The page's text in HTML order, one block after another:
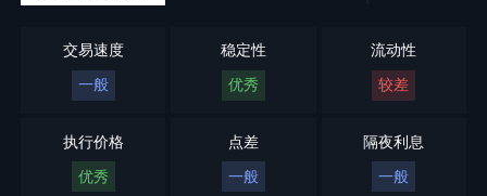
交易速度
一般
稳定性
优秀
流动性
较差
执行价格
优秀
点差
一般
隔夜利息
一般